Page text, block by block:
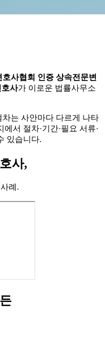
호사협회 인증 상속전문변
호사가 이로운 법률사무소
는 사안마다 다르게 나타
서 절차·기간·필요 서류·
있습니다.
사,
례 .